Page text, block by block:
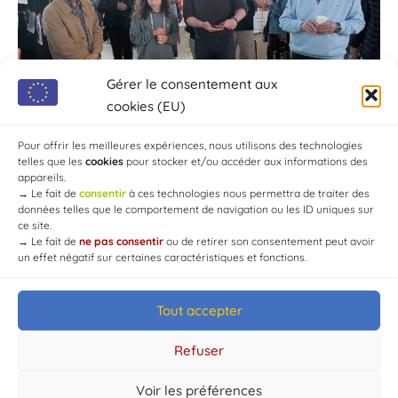
Gérer le consentement aux
cookies (EU)
Pour offrir les meilleures expériences, nous utilisons des technologies
telles que les cookies pour stocker et/ou accéder aux informations des
appareils.
→ Le fait de consentir à ces technologies nous permettra de traiter des
données telles que le comportement de navigation ou les ID uniques sur
ce site.
→ Le fait de ne pas consentir ou de retirer son consentement peut avoir
un effet négatif sur certaines caractéristiques et fonctions.
Tout accepter
Refuser
Voir les préférences
© Mairie de Chaource [2004-2024] | Tous droits réservés.
Developed byWEB3-DESIGN